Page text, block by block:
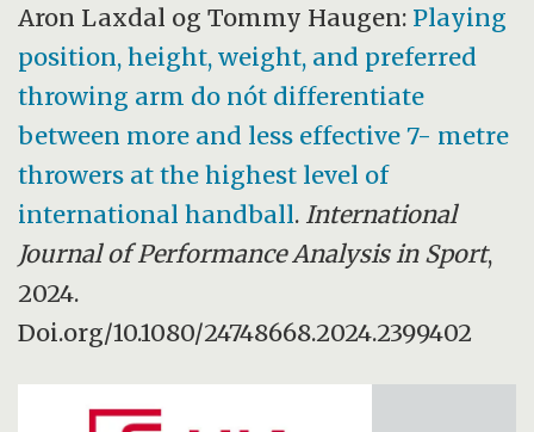
Aron Laxdal og Tommy Haugen: Playing
position, height, weight, and preferred
throwing arm do nót differentiate
between more and less effective 7- metre
throwers at the highest level of
international handball. International
Journal of Performance Analysis in Sport,
2024.
Doi.org/10.1080/24748668.2024.2399402